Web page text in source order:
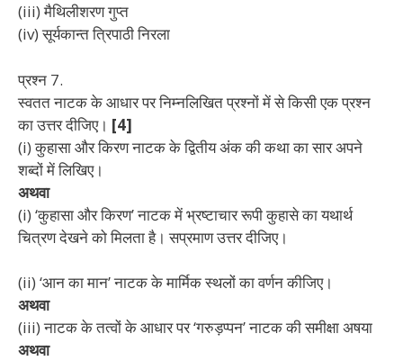
(iii) मैथिलीशरण गुप्त
(iv) सूर्यकान्त त्रिपाठी निरला
प्रश्न 7.
स्वतत नाटक के आधार पर निम्नलिखित प्रश्नों में से किसी एकप्रश्न
का उत्तर दीजिए। [4]
(i) कुहासा और किरण नाटक के द्वितीय अंक की कथा का सारअपने
शब्दों में लिखिए।
अथवा
(i) ‘कुहासा और किरण’ नाटक में भ्रष्टाचार रूपी कुहासे कायथार्थ
चित्रण देखने को मिलता है। सप्रमाण उत्तर दीजिए।
(ii) ‘आन का मान’ नाटक के मार्मिक स्थलों का वर्णन कीजिए।
अथवा
(iii) नाटक के तत्वों के आधार पर ‘गरुड़प्पन’ नाटक की समीक्षाअषया
अथवा